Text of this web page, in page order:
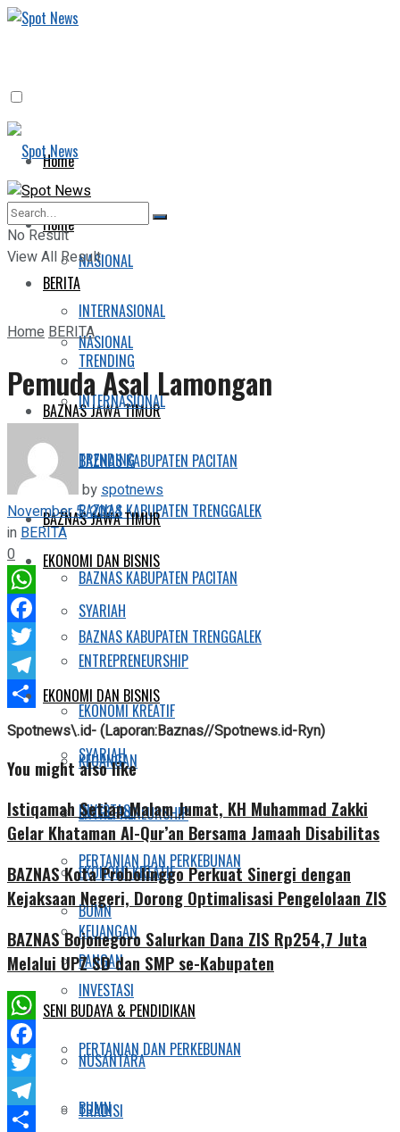
Home
BERITA
NASIONAL
INTERNASIONAL
TRENDING
BAZNAS JAWA TIMUR
BAZNAS KABUPATEN PACITAN
BAZNAS KABUPATEN TRENGGALEK
EKONOMI DAN BISNIS
SYARIAH
ENTREPRENEURSHIP
EKONOMI KREATIF
KEUANGAN
INVESTASI
PERTANIAN DAN PERKEBUNAN
BUMN
PANGAN
SENI BUDAYA & PENDIDIKAN
NUSANTARA
TRADISI
Home
BERITA
NASIONAL
INTERNASIONAL
TRENDING
BAZNAS JAWA TIMUR
BAZNAS KABUPATEN PACITAN
BAZNAS KABUPATEN TRENGGALEK
EKONOMI DAN BISNIS
SYARIAH
ENTREPRENEURSHIP
EKONOMI KREATIF
KEUANGAN
INVESTASI
PERTANIAN DAN PERKEBUNAN
BUMN
No Result
View All Result
HomeBERITA
Pemuda Asal Lamongan
byspotnews
November 5, 2024
inBERITA
0
WhatsApp
Facebook
Twitter
Telegram
Share
Spotnews\.id- (Laporan:Baznas//Spotnews.id-Ryn)
You might also like
Istiqamah Setiap Malam Jumat, KH Muhammad Zakki
Gelar Khataman Al-Qur’an Bersama Jamaah Disabilitas
BAZNAS Kota Probolinggo Perkuat Sinergi dengan
Kejaksaan Negeri, Dorong Optimalisasi Pengelolaan ZIS
BAZNAS Bojonegoro Salurkan Dana ZIS Rp254,7 Juta
Melalui UPZ SD dan SMP se-Kabupaten
WhatsApp
Facebook
Twitter
Telegram